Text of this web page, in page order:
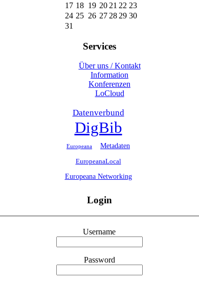
17 18 19 20 21 22 23
24 25 26 27 28 29 30
31
Services
Über uns / Kontakt
Information
Konferenzen
LoCloud
Datenverbund
DigBib
Europeana Metadaten
EuropeanaLocal
Europeana Networking
Login
Username
Password